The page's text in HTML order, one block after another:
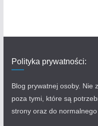
Polityka prywatności:
Blog prywatnej osoby. Nie
poza tymi, które są
strony oraz do normalnego